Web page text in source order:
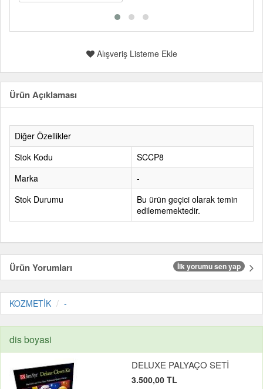
Alışveriş Listeme Ekle
Ürün Açıklaması
Diğer Özellikler
Stok Kodu
SCCP8
Marka
-
Stok Durumu
Bu ürün geçici olarak temin
edilememektedir.
Ürün Yorumları İlk yorumu sen yap
KOZMETİK -
dis boyasi
DELUXE PALYAÇO SETİ
3.500,00 TL